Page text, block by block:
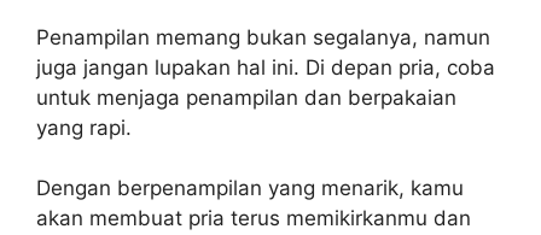
Penampilan memang bukan segalanya, namun
juga jangan lupakan hal ini. Di depan pria, coba
untuk menjaga penampilan dan berpakaian
yang rapi.
Dengan berpenampilan yang menarik, kamu
akan membuat pria terus memikirkanmu dan